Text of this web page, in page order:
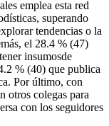
emplea esta red
superando
tendencias o la
el 28.4 % (47)
insumosde
% (40) que publica
Por último, con
otros colegas para
con los seguidores